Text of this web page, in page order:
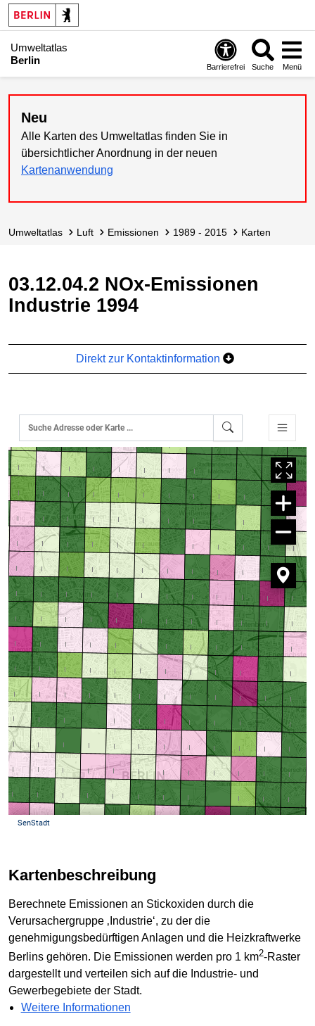
Umweltatlas
Berlin
Barrierefrei Suche Menü
Neu
Alle Karten des Umweltatlas finden Sie in
übersichtlicher Anordnung in der neuen
Kartenanwendung
Umweltatlas Luft Emissionen 1989 - 2015 Karten
03.12.04.2 NOx-Emissionen
Industrie 1994
Direkt zur Kontaktinformation
Kartenbeschreibung
Berechnete Emissionen an Stickoxiden durch die
Verursachergruppe ‚Industrie‘, zu der die
genehmigungsbedürftigen Anlagen und die Heizkraftwerke
Berlins gehören. Die Emissionen werden pro 1 km2-Raster
dargestellt und verteilen sich auf die Industrie- und
Gewerbegebiete der Stadt.
Weitere Informationen